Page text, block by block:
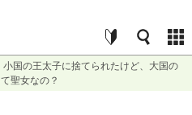
小国の王太子に捨てられたけど、大国の
聖女なの？